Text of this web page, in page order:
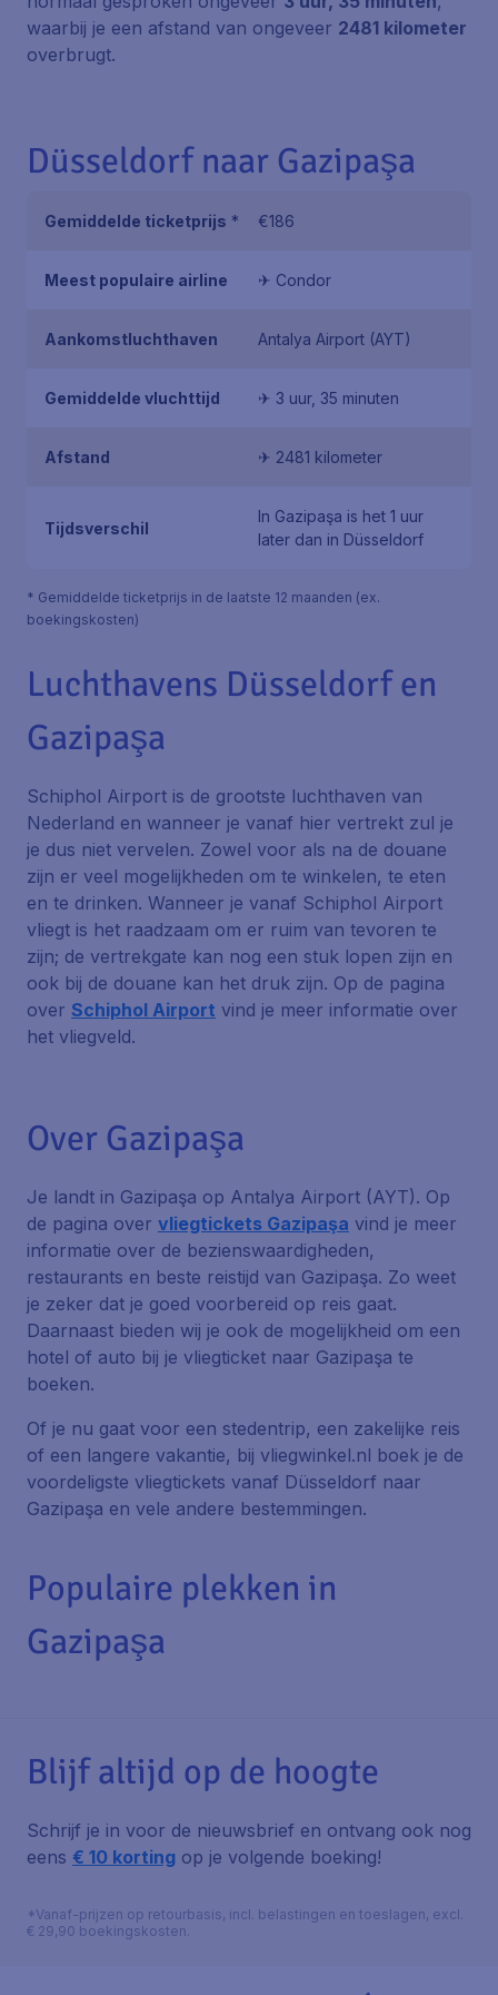
waarbij je een afstand van ongeveer 2481 kilometer
overbrugt.
Düsseldorf naar Gazipaşa
Gemiddelde ticketprijs * €186
Meest populaire airline ✈ Condor
Aankomstluchthaven Antalya Airport (AYT)
Gemiddelde vluchttijd ✈ 3 uur, 35 minuten
Afstand ✈ 2481 kilometer
Tijdsverschil
In Gazipaşa is het 1 uur
later dan in Düsseldorf
* Gemiddelde ticketprijs in de laatste 12 maanden (ex.
boekingskosten)
Luchthavens Düsseldorf en
Gazipaşa
Schiphol Airport is de grootste luchthaven van
Nederland en wanneer je vanaf hier vertrekt zul je
je dus niet vervelen. Zowel voor als na de douane
zijn er veel mogelijkheden om te winkelen, te eten
en te drinken. Wanneer je vanaf Schiphol Airport
vliegt is het raadzaam om er ruim van tevoren te
zijn; de vertrekgate kan nog een stuk lopen zijn en
ook bij de douane kan het druk zijn. Op de pagina
over Schiphol Airport vind je meer informatie over
het vliegveld.
Over Gazipaşa
Je landt in Gazipaşa op Antalya Airport (AYT). Op
de pagina over vliegtickets Gazipaşa vind je meer
informatie over de bezienswaardigheden,
restaurants en beste reistijd van Gazipaşa. Zo weet
je zeker dat je goed voorbereid op reis gaat.
Daarnaast bieden wij je ook de mogelijkheid om een
hotel of auto bij je vliegticket naar Gazipaşa te
boeken.
Of je nu gaat voor een stedentrip, een zakelijke reis
of een langere vakantie, bij vliegwinkel.nl boek je de
voordeligste vliegtickets vanaf Düsseldorf naar
Gazipaşa en vele andere bestemmingen.
Populaire plekken in
Gazipaşa
Blijf altijd op de hoogte
Schrijf je in voor de nieuwsbrief en ontvang ook nog
eens € 10 korting op je volgende boeking!
*Vanaf-prijzen op retourbasis, incl. belastingen en toeslagen, excl.
€ 29,90 boekingskosten.